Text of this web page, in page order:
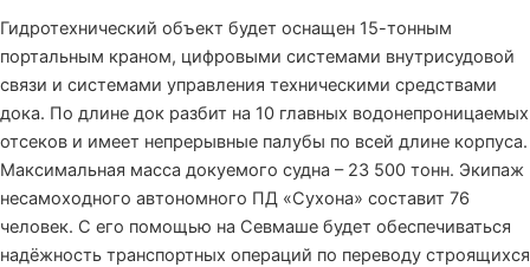
Гидротехнический объект будет оснащен 15-тонным
портальным краном, цифровыми системами внутрисудовой
связи и системами управления техническими средствами
дока. По длине док разбит на 10 главных водонепроницаемых
отсеков и имеет непрерывные палубы по всей длине корпуса.
Максимальная масса докуемого судна – 23 500 тонн. Экипаж
несамоходного автономного ПД «Сухона» составит 76
человек. С его помощью на Севмаше будет обеспечиваться
надёжность транспортных операций по переводу строящихся